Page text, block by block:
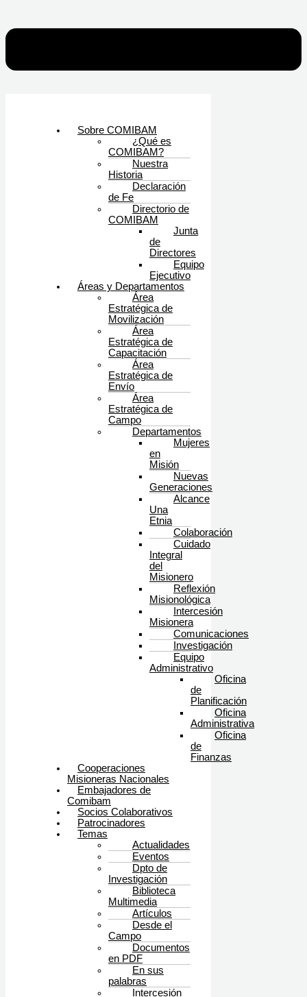
Sobre COMIBAM
¿Qué es
COMIBAM?
Nuestra
Historia
Declaración
de Fe
Directorio de
COMIBAM
Junta
de
Directores
Equipo
Ejecutivo
Áreas y Departamentos
Área
Estratégica de
Movilización
Área
Estratégica de
Capacitación
Área
Estratégica de
Envío
Área
Estratégica de
Campo
Departamentos
Mujeres
en
Misión
Nuevas
Generaciones
Alcance
Una
Etnia
Colaboración
Cuidado
Integral
del
Misionero
Reflexión
Misionológica
Intercesión
Misionera
Comunicaciones
Investigación
Equipo
Administrativo
Oficina
de
Planificación
Oficina
Administrativa
Oficina
de
Finanzas
Cooperaciones
Misioneras Nacionales
Embajadores de
Comibam
Socios Colaborativos
Patrocinadores
Temas
Actualidades
Eventos
Dpto de
Investigación
Biblioteca
Multimedia
Artículos
Desde el
Campo
Documentos
en PDF
En sus
palabras
Intercesión